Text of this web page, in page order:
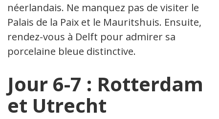
néerlandais. Ne manquez pas de visiter le
Palais de la Paix et le Mauritshuis. Ensuite,
rendez-vous à Delft pour admirer sa
porcelaine bleue distinctive.
Jour 6-7 : Rotterdam
et Utrecht